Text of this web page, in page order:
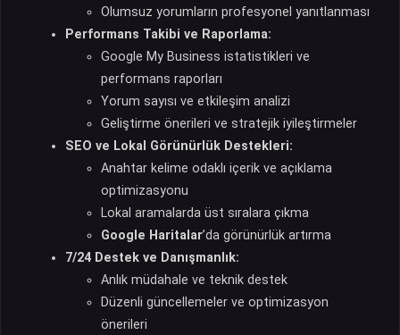
Olumsuz yorumların profesyonel yanıtlanması
Performans Takibi ve Raporlama:
Google My Business istatistikleri ve
performans raporları
Yorum sayısı ve etkileşim analizi
Geliştirme önerileri ve stratejik iyileştirmeler
SEO ve Lokal Görünürlük Destekleri:
Anahtar kelime odaklı içerik ve açıklama
optimizasyonu
Lokal aramalarda üst sıralara çıkma
Google Haritalar’da görünürlük artırma
7/24 Destek ve Danışmanlık:
Anlık müdahale ve teknik destek
Düzenli güncellemeler ve optimizasyon
önerileri